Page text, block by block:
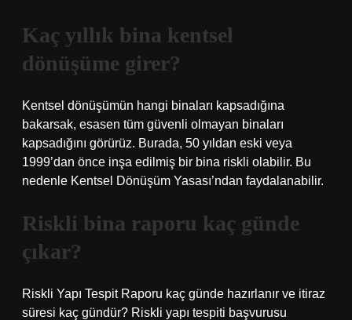
Kaç yıllık bina kentsel
dönüşüme girer?
Kentsel dönüşümün hangi binaları kapsadığına
bakarsak, esasen tüm güvenli olmayan binaları
kapsadığını görürüz. Burada, 50 yıldan eski veya
1999’dan önce inşa edilmiş bir bina riskli olabilir. Bu
nedenle Kentsel Dönüşüm Yasası’ndan faydalanabilir.
Riskli bina raporu kaç günde
çıkar?
Riskli Yapı Tespit Raporu kaç günde hazırlanır ve itiraz
süresi kaç gündür? Riskli yapı tespiti başvurusu